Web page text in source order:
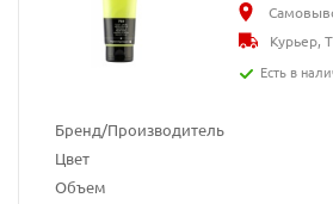
Бренд/Производитель
Цвет
Объем
Курьер,
Есть в